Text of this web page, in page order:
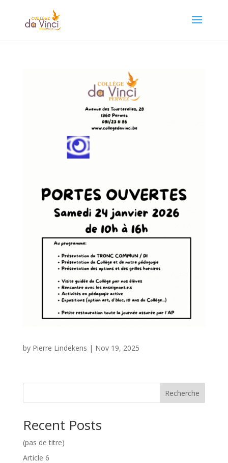
by Pierre Lindekens | Nov 19, 2025
Recherche
Recent Posts
(pas de titre)
Article 6